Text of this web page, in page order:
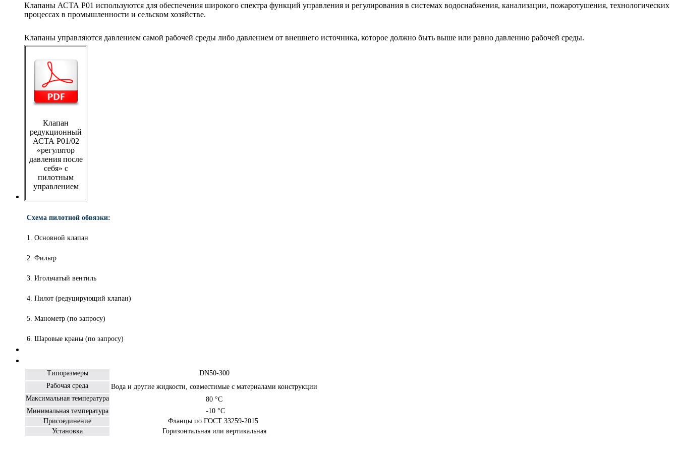
Клапаны АСТА Р01 используются для обеспечения широкого спектра функций управления и регулирования в системах водоснабжения, канализации, пожаротушения, технологических
процессах в промышленности и сельском хозяйстве.
Клапаны управляются давлением самой рабочей среды либо давлением от внешнего источника, которое должно быть выше или равно давлению рабочей среды.
Клапан
редукционный
АСТА Р01/02
«регулятор
давления после
себя» с
пилотным
управлением
Схема пилотной обвязки:
1. Основной клапан
2. Фильтр
3. Игольчатый вентиль
4. Пилот (редуцирующий клапан)
5. Манометр (по запросу)
6. Шаровые краны (по запросу)
Типоразмеры
DN50-300
Рабочая среда
Вода и другие жидкости, совместимые с материалами конструкции
Максимальная температура
80 °С
Минимальная температура
-10 °С
Присоединение
Фланцы по ГОСТ 33259-2015
Установка
Горизонтальная или вертикальная